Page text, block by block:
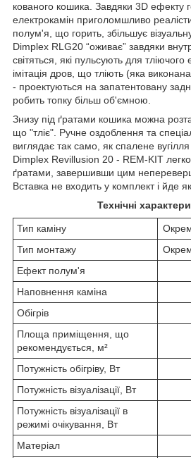
кованого кошика. Завдяки 3D ефекту
електрокамін приголомшливо
полум'я, що горить, збільшує
Dimplex RLG20 “оживає” завдяки
світяться, які пульсують для
імітація дров, що тліють (яка
- проектуються на запатентовану
робить топку більш об'ємною.
Знизу під ґратами кошика можна
що "тліє". Ручне оздоблення та
виглядає так само, як спалене
Dimplex Revillusion 20 - REM-KIT
ґратами, завершивши цим
Вставка не входить у комплект і йде
Технічні
Тип каміну
Тип монтажу
Ефект полум'я
Наповнення каміна
Обігрів
Площа приміщення, що
рекомендується, м²
Потужність обігріву, Вт
Потужність візуалізації, Вт
Потужність візуалізації в
режимі очікування, Вт
Матеріал